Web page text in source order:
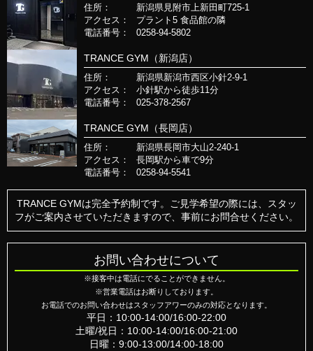
住所：
新潟県見附市上新田町725-1
アクセス：
プラント5 食品館の隣
電話番号：
0258-94-5802
TRANCE GYM（新潟店）
住所：
新潟県新潟市西区小針2-9-1
アクセス：
小針駅から徒歩11分
電話番号：
025-378-2567
TRANCE GYM（長岡店）
住所：
新潟県長岡市大山2-240-1
アクセス：
長岡駅から車で9分
電話番号：
0258-94-5541
TRANCE GYMは完全予約制です。ご見学希望の際には、スタッ
フがご案内させていただきますので、事前にお問合せください。
お問い合わせについて
※接客中は電話にでることができません。
※営業電話はお断りしております。
お電話でのお問い合わせはスタッフアワーのみの対応となります。
平日：10:00-14:00/16:00-22:00
土曜/祝日：10:00-14:00/16:00-21:00
日曜：9:00-13:00/14:00-18:00